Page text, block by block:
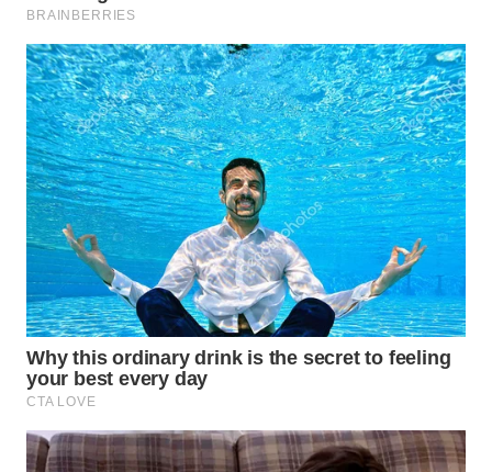
NATUNA
WN
BINTAN
WN
MANDALIKA
WN
LIKUPANG
WN
LABUANBAJO
WN
BORNEO